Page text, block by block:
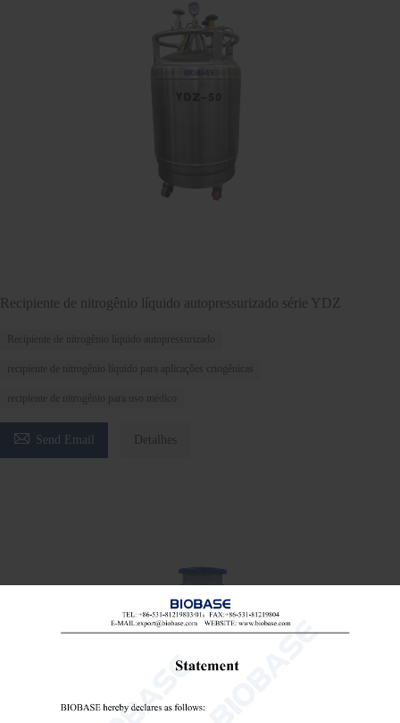
Recipiente de nitrogênio líquido autopressurizado série YDZ
Recipiente de nitrogênio líquido autopressurizado
recipiente de nitrogênio líquido para aplicações criogênicas
recipiente de nitrogênio para uso médico
 Send Email Detalhes